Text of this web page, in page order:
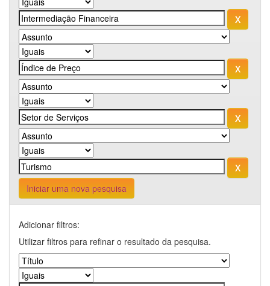
Iniciar uma nova pesquisa
Adicionar filtros:
Utilizar filtros para refinar o resultado da pesquisa.